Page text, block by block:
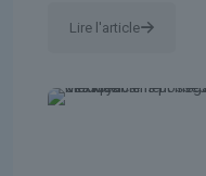
Lire l'article